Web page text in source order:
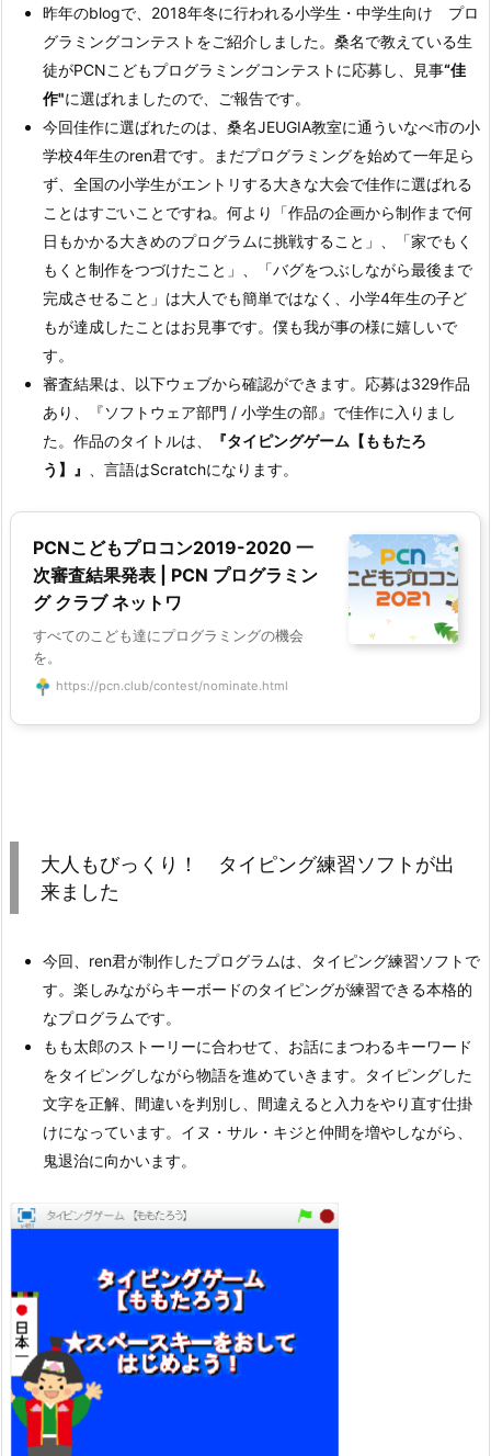
昨年のblogで、2018年冬に行われる小学生・中学生向け プロ
グラミングコンテストをご紹介しました。桑名で教えている生
徒がPCNこどもプログラミングコンテストに応募し、見事“佳
作"に選ばれましたので、ご報告です。
今回佳作に選ばれたのは、桑名JEUGIA教室に通ういなべ市の小
学校4年生のren君です。まだプログラミングを始めて一年足ら
ず、全国の小学生がエントリする大きな大会で佳作に選ばれる
ことはすごいことですね。何より「作品の企画から制作まで何
日もかかる大きめのプログラムに挑戦すること」、「家でもく
もくと制作をつづけたこと」、「バグをつぶしながら最後まで
完成させること」は大人でも簡単ではなく、小学4年生の子ど
もが達成したことはお見事です。僕も我が事の様に嬉しいで
す。
審査結果は、以下ウェブから確認ができます。応募は329作品
あり、『ソフトウェア部門 / 小学生の部』で佳作に入りまし
た。作品のタイトルは、
『タイピングゲーム【ももたろ
う】』
、言語はScratchになります。
PCNこどもプロコン2019-2020 一
次審査結果発表 | PCN プログラミン
グ クラブ ネットワ
すべてのこども達にプログラミングの機会
を。
https://pcn.club/contest/nominate.html
大人もびっくり！ タイピング練習ソフトが出
来ました
今回、ren君が制作したプログラムは、タイピング練習ソフトで
す。楽しみながらキーボードのタイピングが練習できる本格的
なプログラムです。
もも太郎のストーリーに合わせて、お話にまつわるキーワード
をタイピングしながら物語を進めていきます。タイピングした
文字を正解、間違いを判別し、間違えると入力をやり直す仕掛
けになっています。イヌ・サル・キジと仲間を増やしながら、
鬼退治に向かいます。